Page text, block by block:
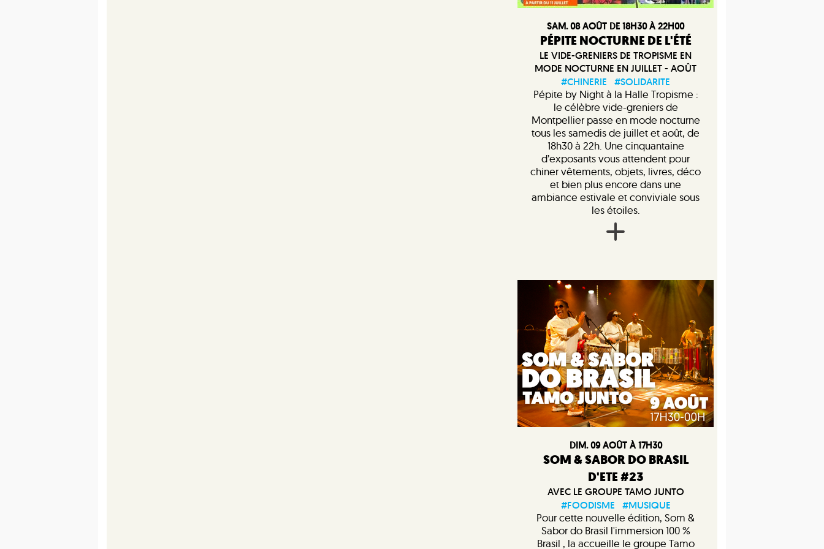
SAM. 08 AOÛT DE 18H30 À 22H00
PÉPITE NOCTURNE DE L'ÉTÉ
LE VIDE-GRENIERS DE TROPISME EN
MODE NOCTURNE EN JUILLET - AOÛT
#CHINERIE
#SOLIDARITE
Pépite by Night à la Halle Tropisme :
le célèbre vide-greniers de
Montpellier passe en mode nocturne
tous les samedis de juillet et août, de
18h30 à 22h. Une cinquantaine
d’exposants vous attendent pour
chiner vêtements, objets, livres, déco
et bien plus encore dans une
ambiance estivale et conviviale sous
les étoiles.
DIM. 09 AOÛT À 17H30
SOM & SABOR DO BRASIL
D'ETE #23
AVEC LE GROUPE TAMO JUNTO
#FOODISME
#MUSIQUE
Pour cette nouvelle édition, Som &
Sabor do Brasil l'immersion 100 %
Brasil , la accueille le groupe Tamo